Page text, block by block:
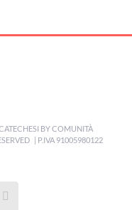
BYCOMUNITÀ
| P.IVA 91005980122